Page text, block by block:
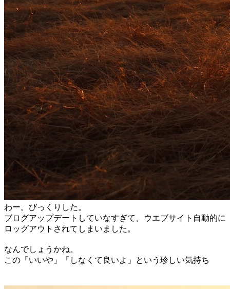
わー。びっくりした。
ブログアップデートしていなすぎて、​ウエブサイト自動的に
ロッグアウトされてしまいました。
なんでしょうかね。
この「いいや」「しなくて良いよ」という珍しい気持ち